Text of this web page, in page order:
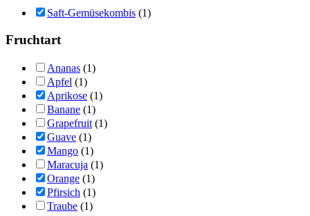
Saft-Gemüsekombis (1)
Fruchtart
Ananas (1)
Apfel (1)
Aprikose (1)
Banane (1)
Grapefruit (1)
Guave (1)
Mango (1)
Maracuja (1)
Orange (1)
Pfirsich (1)
Traube (1)